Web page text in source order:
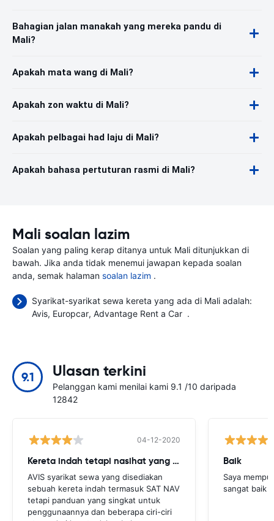
Bahagian jalan manakah yang mereka pandu di
Mali?
Apakah mata wang di Mali?
Apakah zon waktu di Mali?
Apakah pelbagai had laju di Mali?
Apakah bahasa pertuturan rasmi di Mali?
Mali soalan lazim
Soalan yang paling kerap ditanya untuk Mali ditunjukkan di
bawah. Jika anda tidak menemui jawapan kepada soalan
anda, semak halaman soalan lazim .
Syarikat-syarikat sewa kereta yang ada di Mali adalah:
Avis Europcar Advantage Rent a Car .
9.1 Ulasan terkini
Pelanggan kami menilai kami 9.1 /10 daripada
12842
04-12-2020
Kereta indah tetapi nasihat yang lebih diperlukan
AVIS syarikat sewa yang disediakan
sebuah kereta indah termasuk SAT NAV
tetapi panduan yang singkat untuk
penggunaannya dan beberapa ciri-ciri
Baik
Saya
sangat baik